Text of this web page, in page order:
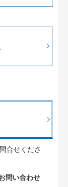
合せくださ
問い合わせ